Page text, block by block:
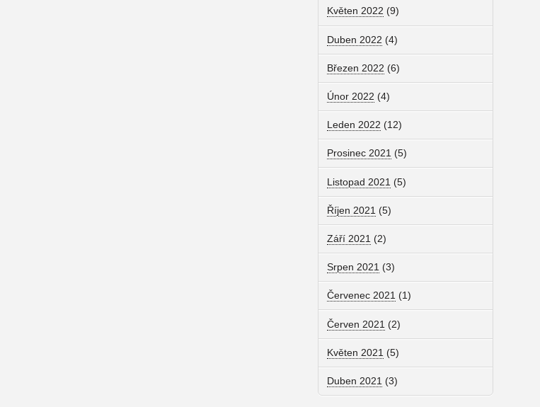
Květen 2022 (9)
Duben 2022 (4)
Březen 2022 (6)
Únor 2022 (4)
Leden 2022 (12)
Prosinec 2021(5)
Listopad 2021 (5)
Říjen 2021 (5)
Září 2021 (2)
Srpen 2021 (3)
Červenec 2021(1)
Červen 2021 (2)
Květen 2021 (5)
Duben 2021 (3)